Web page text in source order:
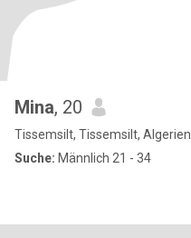
Mina, 20
Tissemsilt, Tissemsilt, Algerien
Suche: Männlich 21 - 34